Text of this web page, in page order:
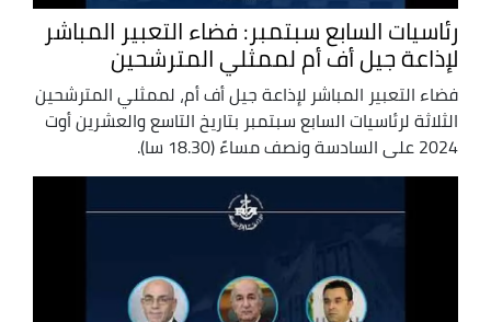
رئاسيات السابع سبتمبر: فضاء التعبير المباشر
لإذاعة جيل أف أم لممثلي المترشحين
فضاء التعبير المباشر لإذاعة جيل أف أم، لممثلي المترشحين
الثلاثة لرئاسيات السابع سبتمبر بتاريخ التاسع والعشرين أوت
2024 على السادسة ونصف مساءً (18.30 سا).